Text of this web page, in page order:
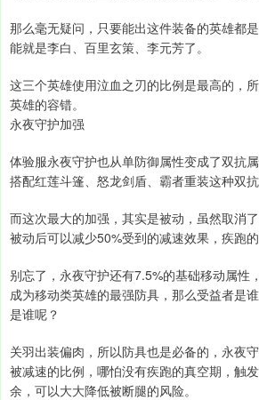
那么毫无疑问，只要能出这件装备的英雄都
能就是李白、百里玄策、李元芳了。
这三个英雄使用泣血之刃的比例是最高的，
英雄的容错。
永夜守护加强
体验服永夜守护也从单防御属性变成了双抗
搭配红莲斗篷、怒龙剑盾、霸者重装这种双抗
而这次最大的加强，其实是被动，虽然取消
被动后可以减少50%受到的减速效果，疾跑的
别忘了，永夜守护还有7.5%的基础移动属性
成为移动类英雄的最强防具，那么受益者是
是谁呢？
关羽出装偏肉，所以防具也是必备的，永夜
被减速的比例，哪怕没有疾跑的真空期，触
余，可以大大降低被断腿的风险。